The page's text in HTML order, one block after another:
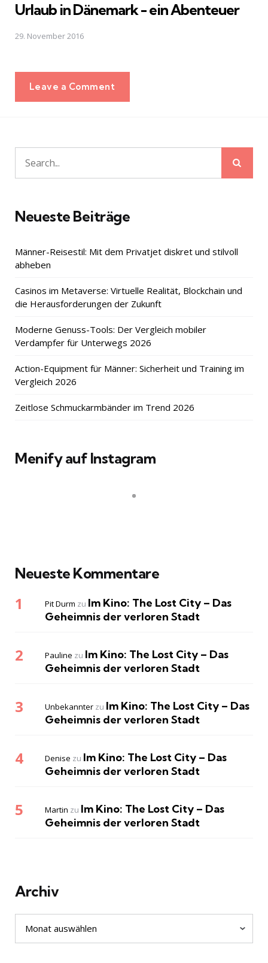
Urlaub in Dänemark - ein Abenteuer
29. November 2016
Leave a Comment
Search
for:
Neueste Beiträge
Männer-Reisestil: Mit dem Privatjet diskret und stilvoll
abheben
Casinos im Metaverse: Virtuelle Realität, Blockchain und
die Herausforderungen der Zukunft
Moderne Genuss-Tools: Der Vergleich mobiler
Verdampfer für Unterwegs 2026
Action-Equipment für Männer: Sicherheit und Training im
Vergleich 2026
Zeitlose Schmuckarmbänder im Trend 2026
Menify auf Instagram
Neueste Kommentare
Pit Durm zu Im Kino: The Lost City – Das
Geheimnis der verloren Stadt
Pauline zu Im Kino: The Lost City – Das
Geheimnis der verloren Stadt
Unbekannter zu Im Kino: The Lost City – Das
Geheimnis der verloren Stadt
Denise zu Im Kino: The Lost City – Das
Geheimnis der verloren Stadt
Martin zu Im Kino: The Lost City – Das
Geheimnis der verloren Stadt
Archiv
Archiv